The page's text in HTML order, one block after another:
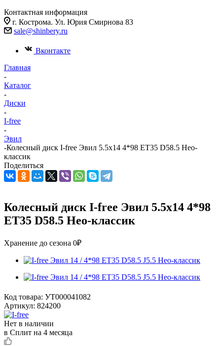
Контактная информация
г. Кострома. Ул. Юрия Смирнова 83
sale@shinbery.ru
Вконтакте
Главная
-
Каталог
-
Диски
-
I-free
-
Эвил
-Колесный диск I-free Эвил 5.5x14 4*98 ET35 D58.5 Нео-
классик
Поделиться
Колесный диск I-free Эвил 5.5x14 4*98
ET35 D58.5 Нео-классик
Хранение до сезона 0₽
Код товара: УТ000041082
Артикул: 824200
Нет в наличии
в Сплит на 4 месяца